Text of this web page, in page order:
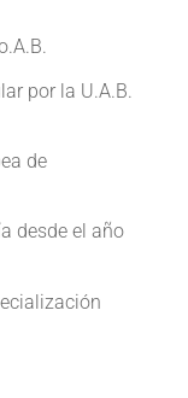
por la U.A.B.
de
desde el año